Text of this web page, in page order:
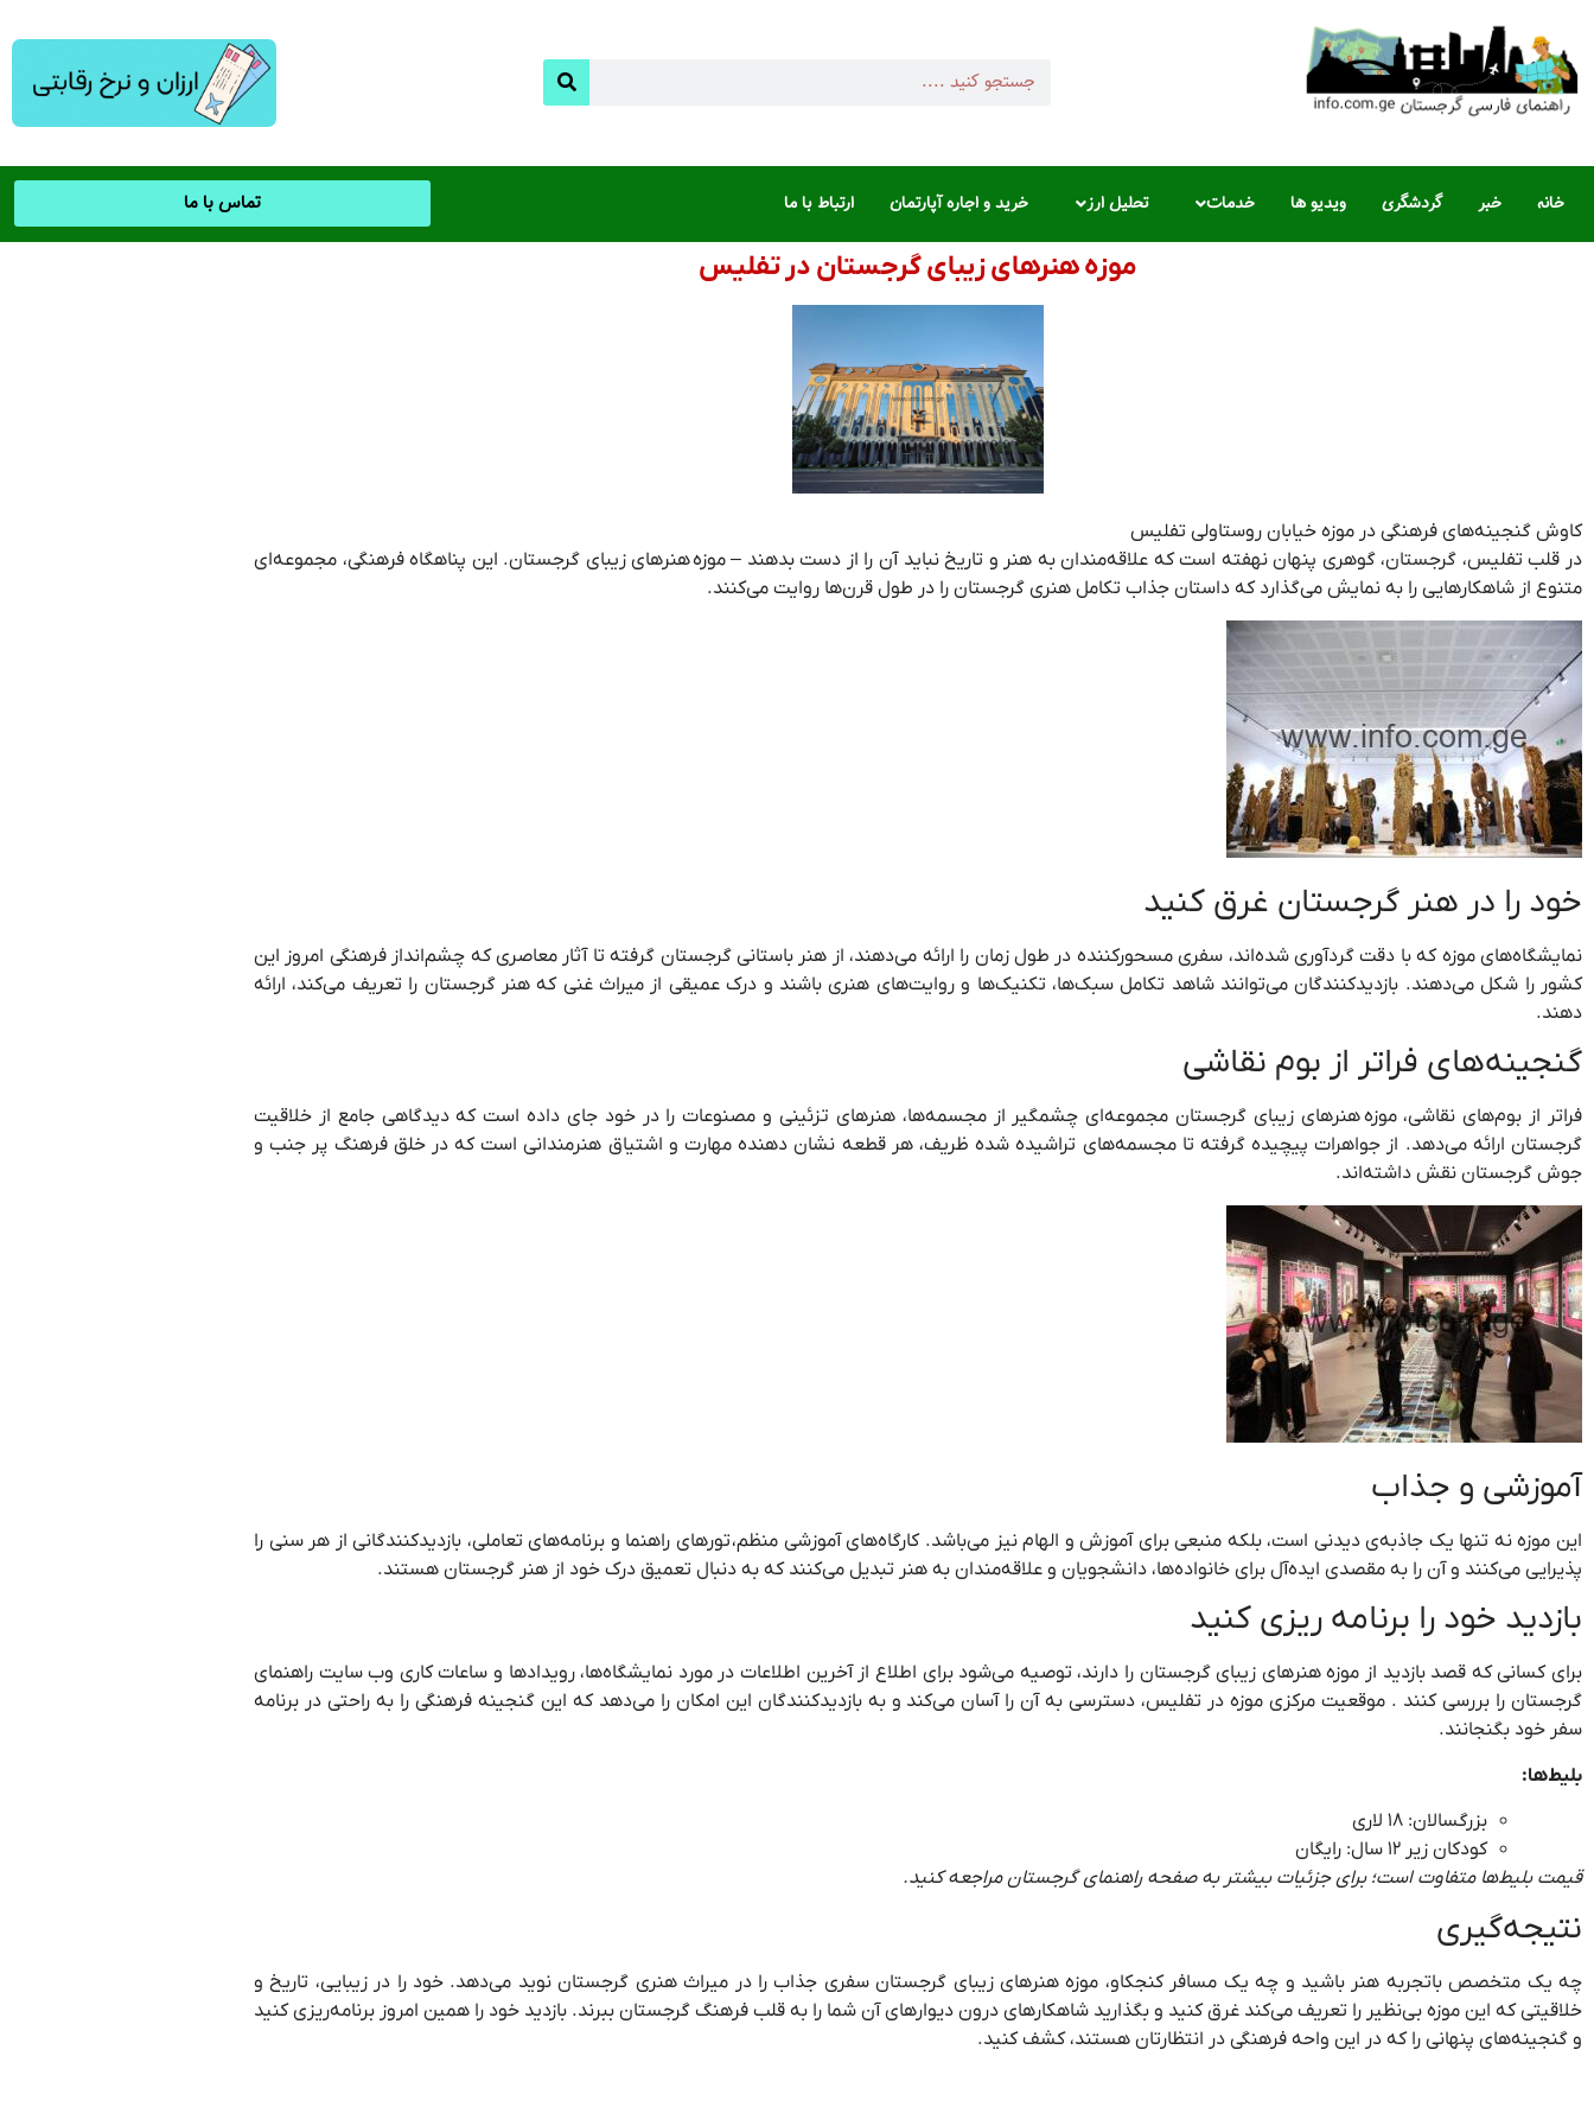
خانه خبر گردشگری ویدیو ها خدمات تحلیل ارز خرید و اجاره آپارتمان ارتباط با ما تماس با ما
موزه هنرهای زیبای گرجستان در تفلیس
کاوش گنجینه‌های فرهنگی در موزه خیابان روستاولی تفلیس
در قلب تفلیس، گرجستان، گوهری پنهان نهفته است که علاقه‌مندان به هنر و تاریخ نباید آن را از دست بدهند – موزههنرهای زیبای گرجستان. این پناهگاه فرهنگی، مجموعه‌ای
متنوع از شاهکارهایی را به نمایش می‌گذارد که داستان جذاب تکامل هنری گرجستان را در طول قرن‌ها روایت می‌کنند.
خود را در هنر گرجستان غرق کنید
نمایشگاه‌های موزه که با دقت گردآوری شده‌اند، سفری مسحورکننده در طول زمان را ارائه می‌دهند، از هنر باستانی گرجستان گرفته تا آثار معاصری که چشم‌انداز فرهنگی امروز این
کشور را شکل می‌دهند. بازدیدکنندگان می‌توانند شاهد تکامل سبک‌ها، تکنیک‌ها و روایت‌های هنری باشند و درک عمیقی از میراث غنی که هنر گرجستان را تعریف می‌کند، ارائه
دهند.
گنجینه‌های فراتر از بوم نقاشی
فراتر از بوم‌های نقاشی، موزه هنرهای زیبای گرجستان مجموعه‌ای چشمگیر از مجسمه‌ها، هنرهای تزئینی و مصنوعات را در خود جای داده است که دیدگاهی جامع از خلاقیت
گرجستان ارائه می‌دهد. از جواهرات پیچیده گرفته تا مجسمه‌های تراشیده شده ظریف، هر قطعه نشان دهنده مهارت و اشتیاق هنرمندانی است که در خلق فرهنگ پر جنب و
جوش گرجستان نقش داشته‌اند.
آموزشی و جذاب
این موزه نه تنها یک جاذبه‌ی دیدنی است، بلکه منبعی برای آموزش و الهام نیز می‌باشد. کارگاه‌های آموزشی منظم،تورهای راهنما و برنامه‌های تعاملی، بازدیدکنندگانی از هر سنی را
پذیرایی می‌کنند و آن را به مقصدی ایده‌آل برای خانواده‌ها، دانشجویان و علاقه‌مندان به هنر تبدیل می‌کنند که به دنبال تعمیق درک خود از هنر گرجستان هستند.
بازدید خود را برنامه ریزی کنید
برای کسانی که قصد بازدید از موزه هنرهای زیبای گرجستان را دارند، توصیه می‌شود برای اطلاع از آخرین اطلاعات در مورد نمایشگاه‌ها، رویدادها و ساعات کاری وب سایت راهنمای
گرجستان را بررسی کنند . موقعیت مرکزی موزه در تفلیس، دسترسی به آن را آسان می‌کند و به بازدیدکنندگان این امکان را می‌دهد که این گنجینه فرهنگی را به راحتی در برنامه
سفر خود بگنجانند.
بلیط‌ها:
بزرگسالان: ۱۸ لاری
کودکان زیر ۱۲ سال: رایگان
قیمت بلیط‌ها متفاوت است؛ برای جزئیات بیشتر به صفحه راهنمای گرجستان مراجعه کنید.
نتیجه‌گیری
چه یک متخصص باتجربه هنر باشید و چه یک مسافر کنجکاو، موزه هنرهای زیبای گرجستان سفری جذاب را در میراث هنری گرجستان نوید می‌دهد. خود را در زیبایی، تاریخ و
خلاقیتی که این موزه بی‌نظیر را تعریف می‌کند غرق کنید و بگذارید شاهکارهای درون دیوارهای آن شما را به قلب فرهنگ گرجستان ببرند. بازدید خود را همین امروز برنامه‌ریزی کنید
و گنجینه‌های پنهانی را که در این واحه فرهنگی در انتظارتان هستند، کشف کنید.